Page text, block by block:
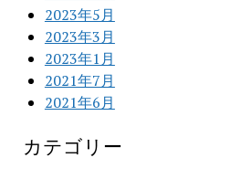
2023年5月
2023年3月
2023年1月
2021年7月
2021年6月
カテゴリー